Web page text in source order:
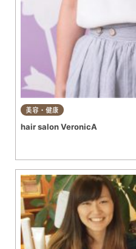
美容・健康
hair salon VeronicA